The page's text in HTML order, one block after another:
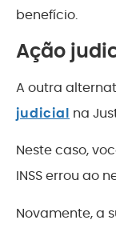
benefício.
Ação
A outra
judicial na
Neste caso,
INSS errou ao
Novamente, a